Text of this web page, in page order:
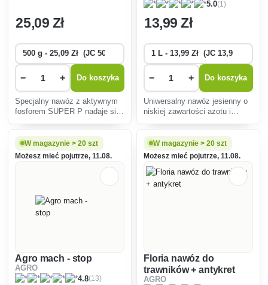
25,09 Zł
− + Do koszyka
Specjalny nawóz z aktywnym
fosforem SUPER P nadaje się
warzyw i roślin ozdobnych.
5.0(1)
13,99 Zł
− + Do koszyka
Uniwersalny nawóz jesienny o
niskiej zawartości azotu i
roślin i sprawia, że ich chwasty
dojrzewają przed zimą.
W magazynie > 20 szt
Możesz mieć pojutrze, 11.08.
Agro mach - stop
AGRO
4.8(13)
W magazynie > 20 szt
Możesz mieć pojutrze, 11.08.
Floria nawóz do
trawników + antykret
AGRO